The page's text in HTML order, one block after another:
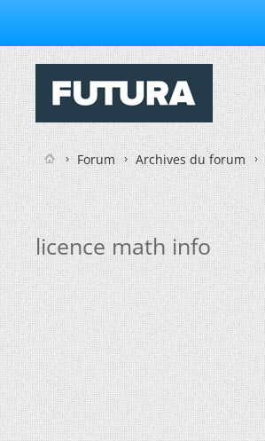
Forum Archives du forum
licence math info